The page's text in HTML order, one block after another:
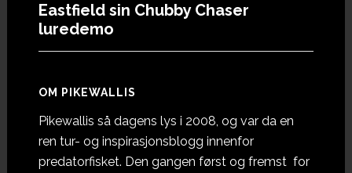
Eastfield sin Chubby Chaser
luredemo
OM PIKEWALLIS
Pikewallis så dagens lys i 2008, og var da en
ren tur- og inspirasjonsblogg innenfor
predatorfisket. Den gangen først og fremst for